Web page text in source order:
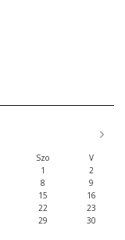
Szo
V
1
2
8
9
15
16
22
23
29
30